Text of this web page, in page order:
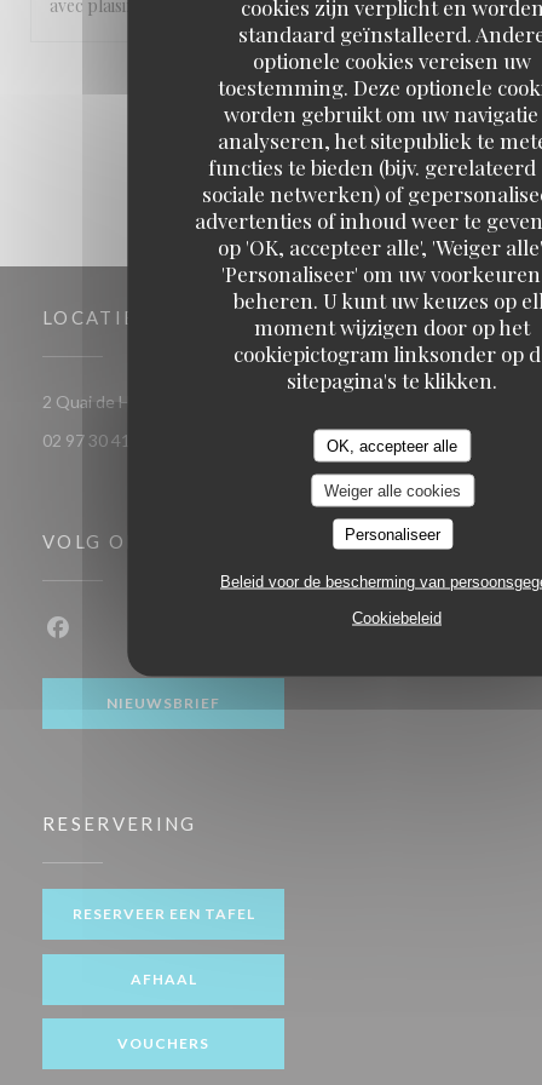
cookies zijn verplicht en
standaard geïnstalleerd.
optionele cookies vereisen uw
toestemming. Deze optionele
worden gebruikt om uw
analyseren, het sitepubliek te
functies te bieden (bijv. gerelateerd
sociale netwerken) of
advertenties of inhoud weer te
op 'OK, accepteer alle', 'Weiger
'Personaliseer' om uw
beheren. U kunt uw keuzes op
moment wijzigen door op het
cookiepictogram linksonder op
sitepagina's te klikken.
OK, accepteer alle
Weiger alle cookies
Personaliseer
Beleid voor de bescherming van
Cookiebeleid
avec plaisir et envie!!!
2 3
LOCATIE
2 Quai de Houat 56170 Quiberon
02 97 30 41 86
VOLG ONS
NIEUWSBRIEF
RESERVERING
RESERVEER EEN TAFEL
AFHAAL
VOUCHERS